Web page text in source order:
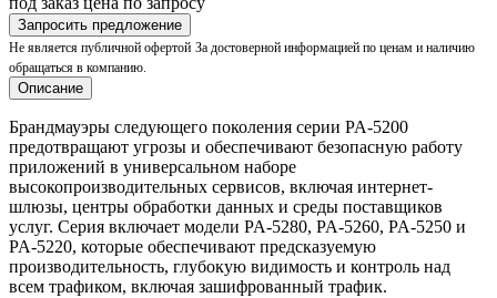
Запросить предложение
Не является публичной офертой За достоверной информацией по ценам и наличию
обращаться в компанию.
Описание
Брандмауэры следующего поколения серии PA-5200
предотвращают угрозы и обеспечивают безопасную работу
приложений в универсальном наборе
высокопроизводительных сервисов, включая интернет-
шлюзы, центры обработки данных и среды поставщиков
услуг. Серия включает модели PA-5280, PA-5260, PA-5250 и
PA-5220, которые обеспечивают предсказуемую
производительность, глубокую видимость и контроль над
всем трафиком, включая зашифрованный трафик.